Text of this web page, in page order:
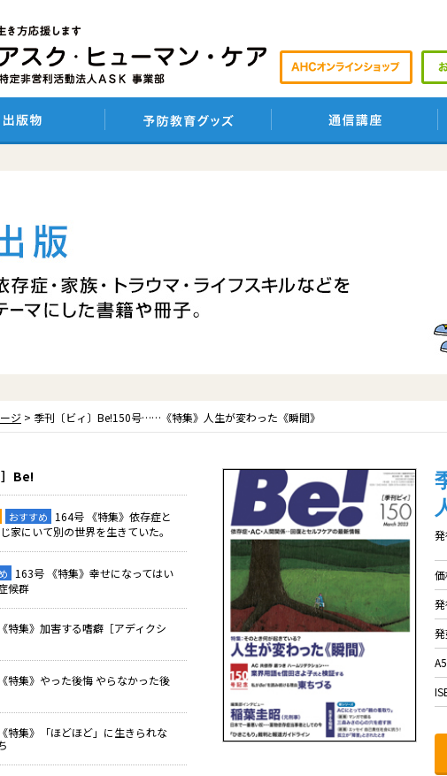
ジ > 季刊〔ビィ〕Be!150号……《特集》人生が変わった《瞬間》
Be!
おすすめ
164号 《特集》依存症と
家にいて別の世界を生きていた。
163号 《特集》幸せになってはい
候群
特集》加害する嗜癖［アディクシ
特集》やった後悔 やらなかった後
特集》「ほどほど」に生きられな
価